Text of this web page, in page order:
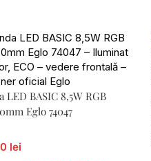
LED BASIC 8,5W RGB
Eglo 74047
lei